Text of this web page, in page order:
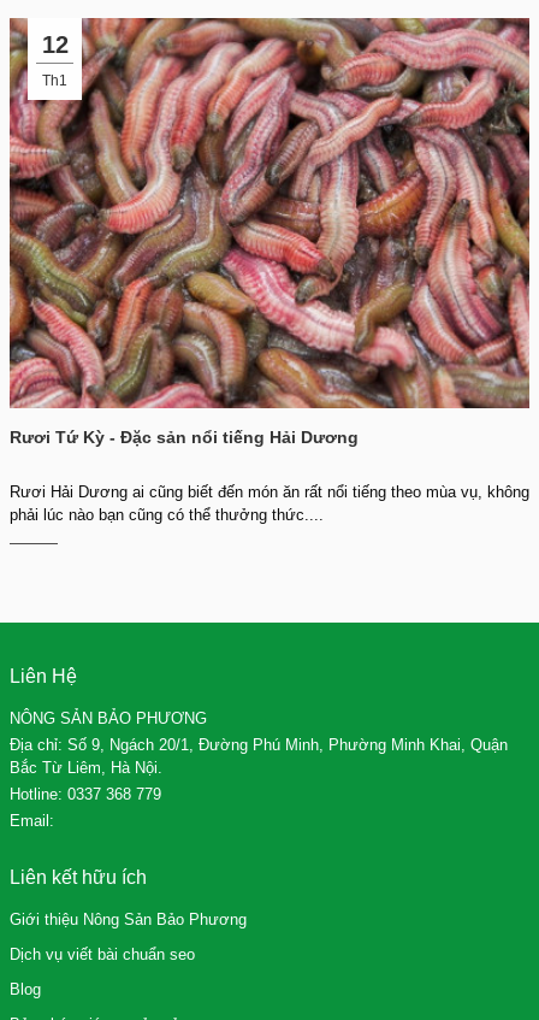
12
Th1
Rươi Tứ Kỳ - Đặc sản nổi tiếng Hải Dương
Rươi Hải Dương ai cũng biết đến món ăn rất nổi tiếng theo mùa vụ, không
phải lúc nào bạn cũng có thể thưởng thức....
Liên Hệ
NÔNG SẢN BẢO PHƯƠNG
Địa chỉ: Số 9, Ngách 20/1, Đường Phú Minh, Phường Minh Khai, Quận
Bắc Từ Liêm, Hà Nội.
Hotline: 0337 368 779
Email:
Liên kết hữu ích
Giới thiệu Nông Sản Bảo Phương
Dịch vụ viết bài chuẩn seo
Blog